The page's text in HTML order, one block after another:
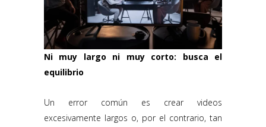
Ni muy largo ni muy corto: busca el
equilibrio
Un error común es crear videos
excesivamente largos o, por el contrario, tan